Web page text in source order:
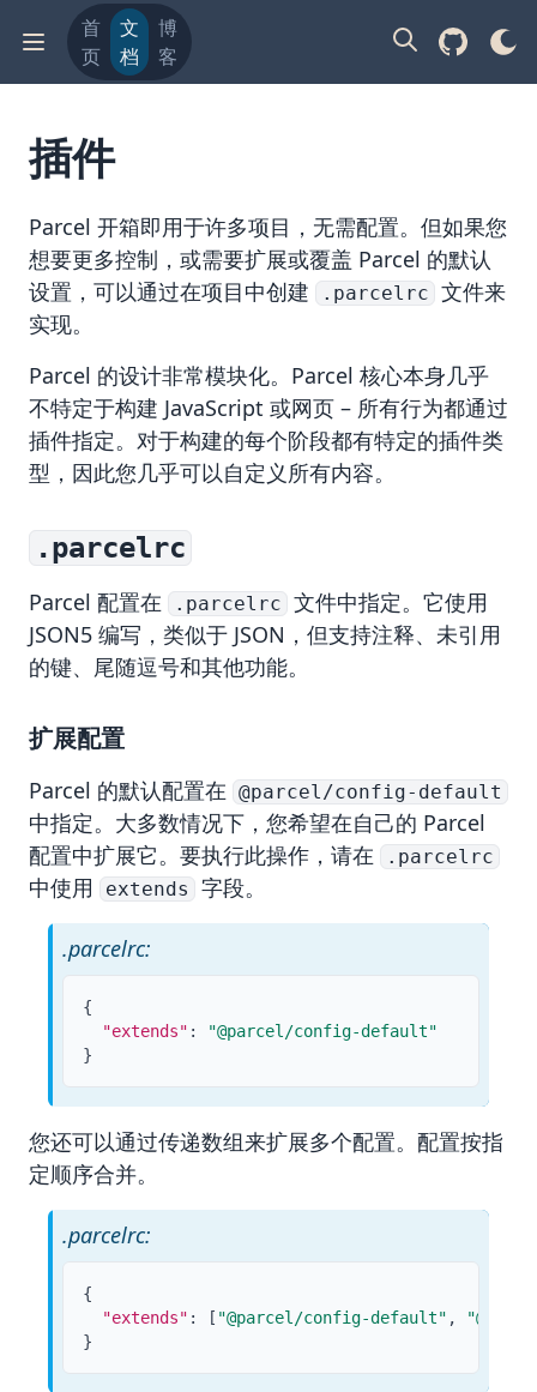
首
页
文
档
博
客
插件
Parcel 开箱即用于许多项目，无需配置。但如果您
想要更多控制，或需要扩展或覆盖 Parcel 的默认
设置，可以通过在项目中创建
.parcelrc 文件来
实现。
Parcel 的设计非常模块化。Parcel 核心本身几乎
不特定于构建 JavaScript 或网页 – 所有行为都通过
插件指定。对于构建的每个阶段都有特定的插件类
型，因此您几乎可以自定义所有内容。
.parcelrc
Parcel 配置在 .parcelrc 文件中指定。它使用
JSON5 编写，类似于 JSON，但支持注释、未引用
的键、尾随逗号和其他功能。
扩展配置
Parcel 的默认配置在 @parcel/config-default
中指定。大多数情况下，您希望在自己的 Parcel
配置中扩展它。要执行此操作，请在
.parcelrc
中使用 extends 字段。
.parcelrc:
{
"extends" :
"@parcel/config-default"
}
您还可以通过传递数组来扩展多个配置。配置按指
定顺序合并。
.parcelrc:
{
"extends" : [ "@parcel/config-default" ,
}